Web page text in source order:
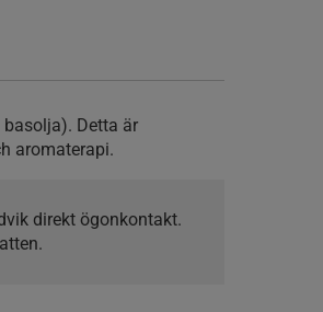
Detta är
aromaterapi.
direkt ögonkontakt.